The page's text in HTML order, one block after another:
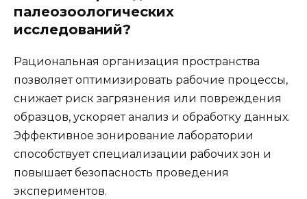
палеозоологических
исследований?
Рациональная организация пространства
позволяет оптимизировать рабочие процессы,
снижает риск загрязнения или повреждения
образцов, ускоряет анализ и обработку данных.
Эффективное зонирование лаборатории
способствует специализации рабочих зон и
повышает безопасность проведения
экспериментов.